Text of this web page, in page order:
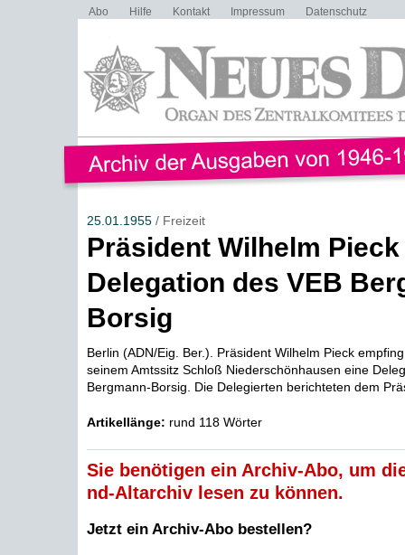
Abo Hilfe Kontakt Impressum Datenschutz
25.01.1955/ Freizeit
Präsident Wilhelm
Delegation des VEB
Borsig
Berlin (ADN/Eig. Ber.). Präsident Wilhelm Pieck
seinem Amtssitz Schloß Niederschönhausen eine
Bergmann-Borsig. Die Delegierten berichteten dem
Artikellänge: rund 118 Wörter
Sie benötigen ein Archiv-Abo, um
nd-Altarchiv lesen zu können.
Jetzt ein Archiv-Abo bestellen?